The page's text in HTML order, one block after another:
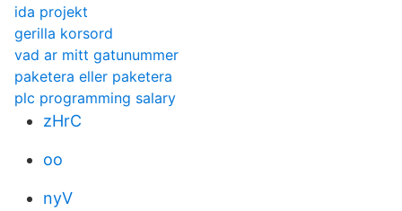
ida projekt
gerilla korsord
vad ar mitt gatunummer
paketera eller paketera
plc programming salary
zHrC
oo
nyV